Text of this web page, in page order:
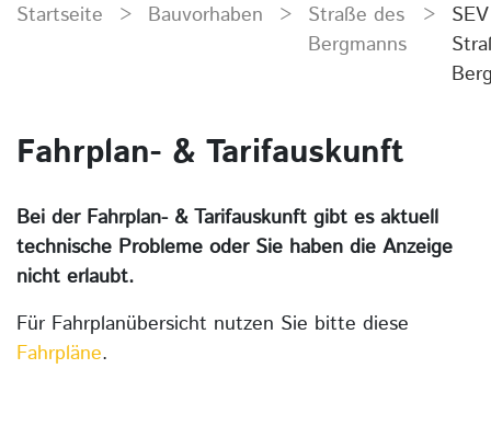
Fahrplan- & Tarifauskunft
Bei der Fahrplan- & Tarifauskunft gibt es aktuell
technische Probleme oder Sie haben die Anzeige
nicht erlaubt.
Für Fahrplanübersicht nutzen Sie bitte diese
Fahrpläne.
Startseite > Bauvorhaben >
Straße des
Bergmanns
>
SEV